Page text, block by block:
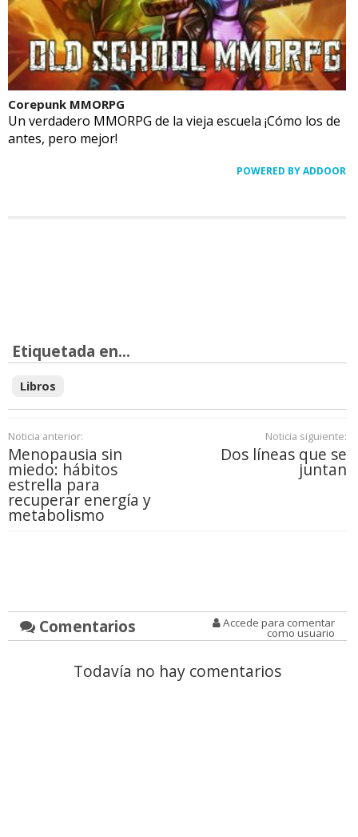
Corepunk MMORPG
Un verdadero MMORPG de la vieja escuela ¡Cómo los de
antes, pero mejor!
POWERED BY ADDOOR
Etiquetada en...
Libros
Noticia anterior:
Menopausia sin
miedo: hábitos
estrella para
recuperar energía y
metabolismo
Noticia siguiente:
Dos líneas que se
juntan
Comentarios Accede para comentar
como usuario
Todavía no hay comentarios